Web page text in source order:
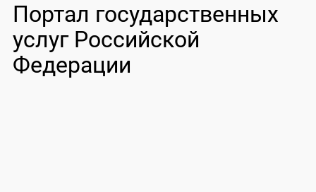
Портал государственных
услуг Российской
Федерации